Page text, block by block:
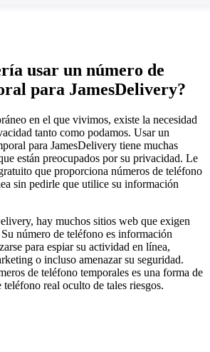
usar un número de
para JamesDelivery?
en el que vivimos, existe la necesidad
tanto como podamos. Usar un
para JamesDelivery tiene muchas
están preocupados por su privacidad. Le
que proporciona números de teléfono
sin pedirle que utilice su información
hay muchos sitios web que exigen
número de teléfono es información
para espiar su actividad en línea,
o incluso amenazar su seguridad.
de teléfono temporales es una forma de
teléfono real oculto de tales riesgos.